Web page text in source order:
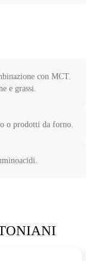
con MCT.
e grassi.
o prodotti da forno.